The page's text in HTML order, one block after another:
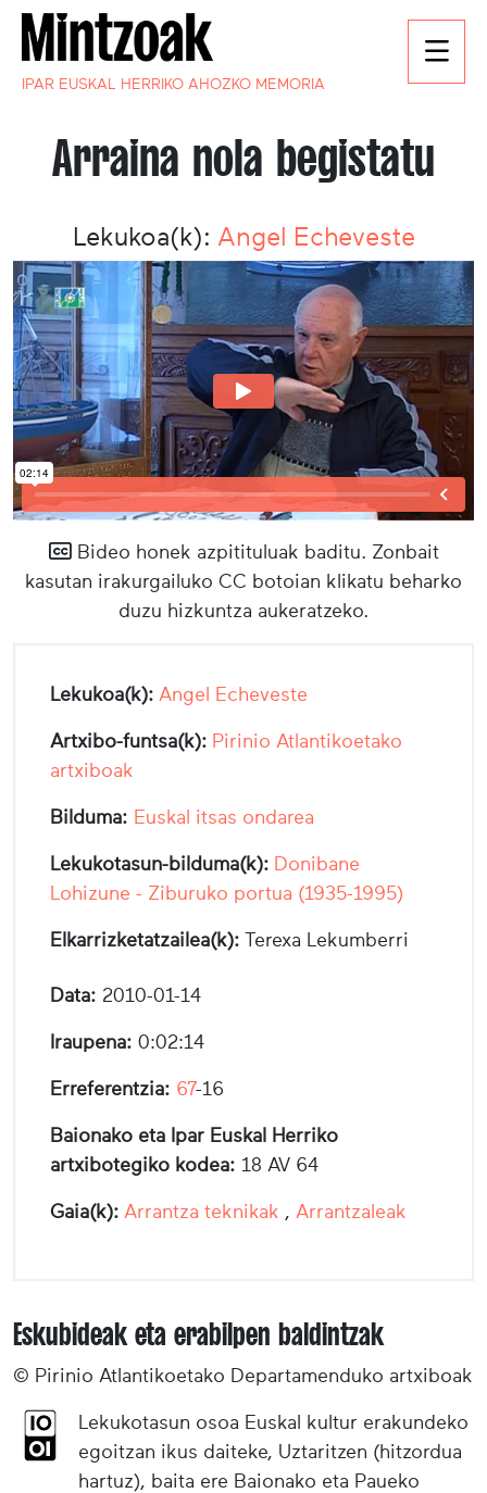
IPAR EUSKAL HERRIKO AHOZKO MEMORIA
Arraina nola begistatu
Lekukoa(k): Angel Echeveste
Bideo honek azpitituluak baditu. Zonbait
kasutan irakurgailuko CC botoian klikatu beharko
duzu hizkuntza aukeratzeko.
Lekukoa(k): Angel Echeveste
Artxibo-funtsa(k): Pirinio Atlantikoetako
artxiboak
Bilduma: Euskal itsas ondarea
Lekukotasun-bilduma(k): Donibane
Lohizune - Ziburuko portua (1935-1995)
Elkarrizketatzailea(k): Terexa Lekumberri
Data: 2010-01-14
Iraupena: 0:02:14
Erreferentzia: 67-16
Baionako eta Ipar Euskal Herriko
artxibotegiko kodea: 18 AV 64
Gaia(k): Arrantza teknikak , Arrantzaleak
Eskubideak eta erabilpen baldintzak
© Pirinio Atlantikoetako Departamenduko artxiboak
Lekukotasun osoa Euskal kultur erakundeko
egoitzan ikus daiteke, Uztaritzen (hitzordua
hartuz), baita ere Baionako eta Paueko